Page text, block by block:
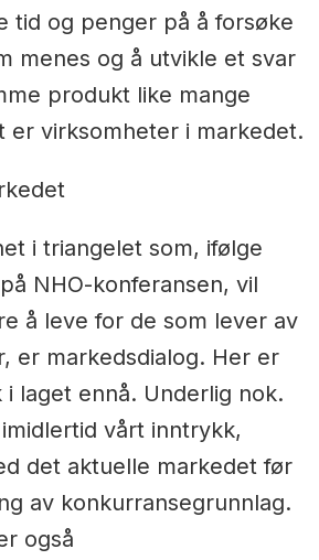
tid og penger på å forsøke
menes og å utvikle et svar
produkt like mange
er virksomheter i markedet.
i triangelet som, ifølge
NHO-konferansen, vil
å leve for de som lever av
er markedsdialog. Her er
laget ennå. Underlig nok.
vårt inntrykk,
det aktuelle markedet før
av konkurransegrunnlag.
også